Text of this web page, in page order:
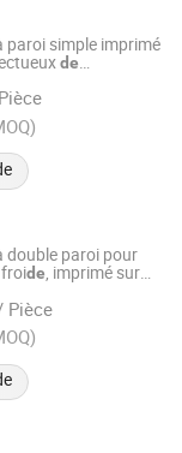
paroi simple imprimé
de
double paroi pour
de, imprimé sur
pour
Pièce